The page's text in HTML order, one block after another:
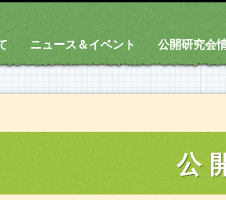
ニュース＆イベント 公開研究会
公